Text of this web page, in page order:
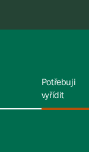
Potřebuji
vyřídit